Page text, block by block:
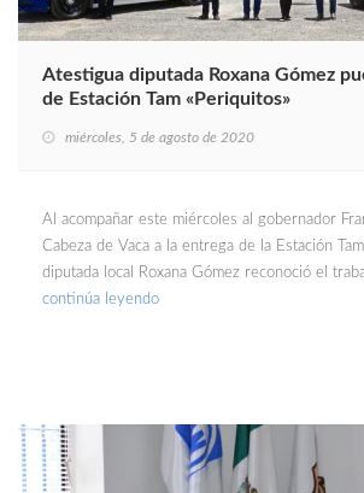
Atestigua diputada Roxana Gómez
de Estación Tam «Periquitos»
miércoles, 5 de agosto de 2020
Al acompañar este miércoles al gobernador
Cabeza de Vaca a la entrega de la Estación
diputada local Roxana Gómez reconoció el
continúa leyendo